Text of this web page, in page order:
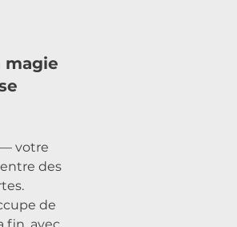
magie
votre
des
de